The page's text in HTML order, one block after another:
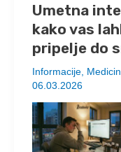
III
🇸🇮
Umetna
kako vas
pripelje do
Informacije,
06.03.2026